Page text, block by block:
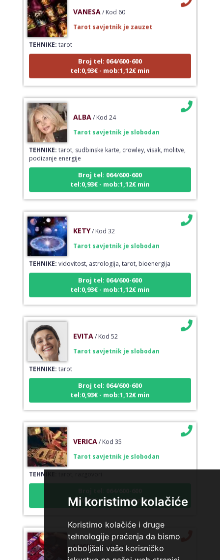
Mi koristimo kolačiće
Koristimo kolačiće i druge
tehnologije praćenja da bismo
poboljšali vaše korisničko
TEHNIKE:tarot
Broj tel: 064/600-600
tel:0,93€ - mob:1,12€ min
TEHNIKE:tarot, sudbinske karte, crowley, visak, molitve,
podizanje energije
Broj tel: 064/600-600
tel:0,93€ - mob:1,12€ min
TEHNIKE:vidovitost, astrologija, tarot, bioenergija
Broj tel: 064/600-600
tel:0,93€ - mob:1,12€ min
TEHNIKE:tarot
Broj tel: 064/600-600
tel:0,93€ - mob:1,12€ min
TEHNIKE:tarot, razgovori
tel:0,93€ - mob:1,12€ min
LUCIJA / Kod #136
Tarot savjetnik je zauzet